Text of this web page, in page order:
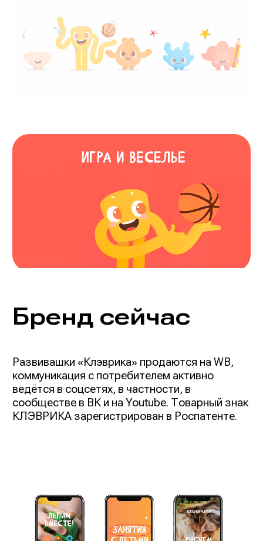
Бренд сейчас
Развивашки «Клэврика» продаются на WB,
коммуникация с потребителем активно
ведётся в соцсетях, в частности, в
сообществе в ВК и на Youtube. Товарный знак
КЛЭВРИКА зарегистрирован в Роспатенте.